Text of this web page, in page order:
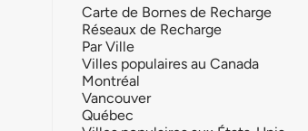
Carte de Bornes de Recharge
Réseaux de Recharge
Par Ville
Villes populaires au Canada
Montréal
Vancouver
Québec